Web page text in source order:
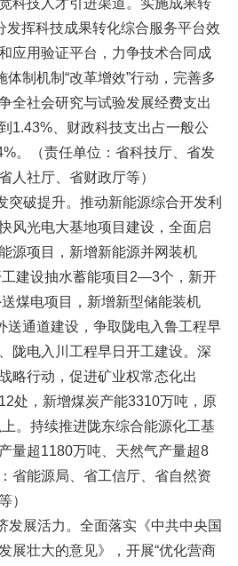
发挥科技成果转化综合服务平台效
应用验证平台，力争技术合同成
制机制“改革增效”行动，完善多
全社会研究与试验发展经费支出
1.43%、财政科技支出占一般公
。（责任单位：省科技厅、省发
人社厅、省财政厅等）
突破提升。 推动新能源综合开发利
风光电大基地项目建设，全面启
源项目，新增新能源并网装机
建设抽水蓄能项目2—3个，新开
煤电项目，新增新型储能装机
送通道建设，争取陇电入鲁工程早
陇电入川工程早日开工建设。深
略行动，促进矿业权常态化出
处，新增煤炭产能3310万吨，原
。持续推进陇东综合能源化工基
量超1180万吨、天然气产量超8
省能源局、省工信厅、省自然资
）
发展活力。 全面落实《中共中央国
展壮大的意见》，开展“优化营商